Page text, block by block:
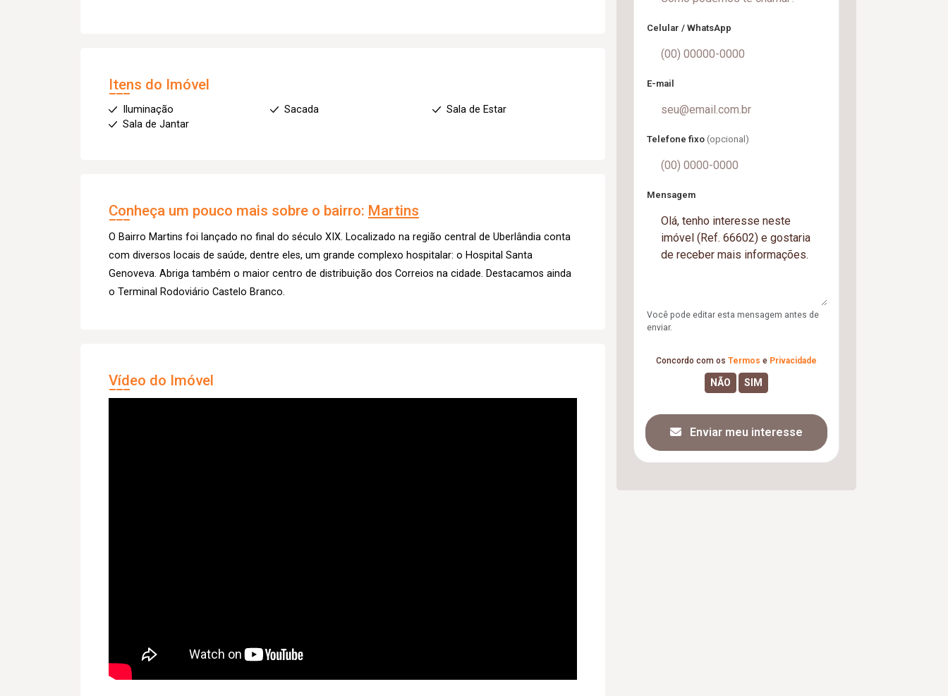
Itens do Imóvel
Iluminação Sacada
Sala de Estar
Sala de Jantar
Conheça um pouco mais sobre o bairro: Martins
O Bairro Martins foi lançado no final do século XIX. Localizado na região central de Uberlândia conta
com diversos locais de saúde, dentre eles, um grande complexo hospitalar: o Hospital Santa
Genoveva. Abriga também o maior centro de distribuição dos Correios na cidade. Destacamos ainda
o Terminal Rodoviário Castelo Branco.
Vídeo do Imóvel
Celular / WhatsApp
E-mail
Telefone fixo (opcional)
Mensagem
Você pode editar esta mensagem antes de
enviar.
Concordo com os Termos e Privacidade
Enviar meu interesse